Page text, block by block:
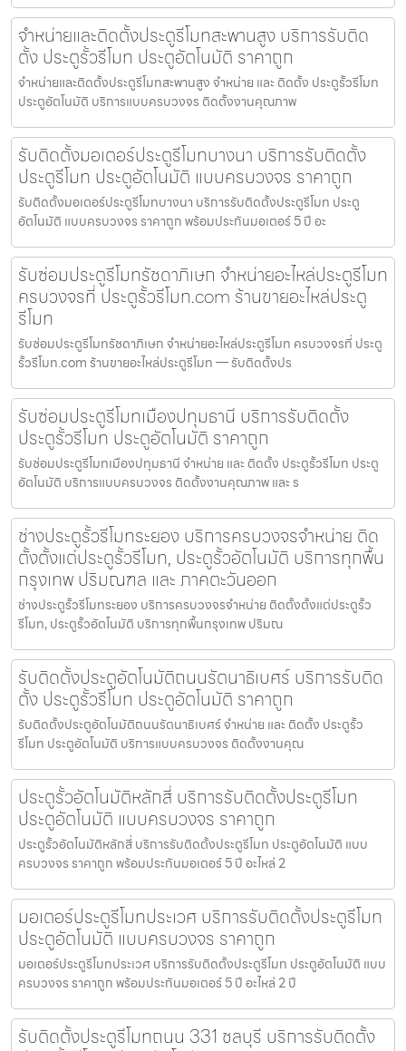
จำหน่ายและติดตั้งประตูรีโมทสะพานสูง บริการรับติด
ตั้ง ประตูรั้วรีโมท ประตูอัตโนมัติ ราคาถูก
จำหน่ายและติดตั้งประตูรีโมทสะพานสูง จำหน่าย และ ติดตั้ง ประตูรั้วรีโมท
ประตูอัตโนมัติ บริการแบบครบวงจร ติดตั้งงานคุณภาพ
รับติดตั้งมอเตอร์ประตูรีโมทบางนา บริการรับติดตั้ง
ประตูรีโมท ประตูอัตโนมัติ แบบครบวงจร ราคาถูก
รับติดตั้งมอเตอร์ประตูรีโมทบางนา บริการรับติดตั้งประตูรีโมท ประตู
อัตโนมัติ แบบครบวงจร ราคาถูก พร้อมประกันมอเตอร์ 5 ปี อะ
รับซ่อมประตูรีโมทรัชดาภิเษก จำหน่ายอะไหล่ประตูรีโมท
ครบวงจรที่ ประตูรั้วรีโมท.com ร้านขายอะไหล่ประตู
รีโมท
รับซ่อมประตูรีโมทรัชดาภิเษก จำหน่ายอะไหล่ประตูรีโมท ครบวงจรที่ ประตู
รั้วรีโมท.com ร้านขายอะไหล่ประตูรีโมท — รับติดตั้งปร
รับซ่อมประตูรีโมทเมืองปทุมธานี บริการรับติดตั้ง
ประตูรั้วรีโมท ประตูอัตโนมัติ ราคาถูก
รับซ่อมประตูรีโมทเมืองปทุมธานี จำหน่าย และ ติดตั้ง ประตูรั้วรีโมท ประตู
อัตโนมัติ บริการแบบครบวงจร ติดตั้งงานคุณภาพ และ ร
ช่างประตูรั้วรีโมทระยอง บริการครบวงจรจำหน่าย ติด
ตั้งตั้งแต่ประตูรั้วรีโมท, ประตูรั้วอัตโนมัติ บริการทุกพื้น
กรุงเทพ ปริมณฑล และ ภาคตะวันออก
ช่างประตูรั้วรีโมทระยอง บริการครบวงจรจำหน่าย ติดตั้งตั้งแต่ประตูรั้ว
รีโมท, ประตูรั้วอัตโนมัติ บริการทุกพื้นกรุงเทพ ปริมณ
รับติดตั้งประตูอัตโนมัติถนนรัตนาธิเบศร์ บริการรับติด
ตั้ง ประตูรั้วรีโมท ประตูอัตโนมัติ ราคาถูก
รับติดตั้งประตูอัตโนมัติถนนรัตนาธิเบศร์ จำหน่าย และ ติดตั้ง ประตูรั้ว
รีโมท ประตูอัตโนมัติ บริการแบบครบวงจร ติดตั้งงานคุณ
ประตูรั้วอัตโนมัติหลักสี่ บริการรับติดตั้งประตูรีโมท
ประตูอัตโนมัติ แบบครบวงจร ราคาถูก
ประตูรั้วอัตโนมัติหลักสี่ บริการรับติดตั้งประตูรีโมท ประตูอัตโนมัติ แบบ
ครบวงจร ราคาถูก พร้อมประกันมอเตอร์ 5 ปี อะไหล่ 2
มอเตอร์ประตูรีโมทประเวศ บริการรับติดตั้งประตูรีโมท
ประตูอัตโนมัติ แบบครบวงจร ราคาถูก
มอเตอร์ประตูรีโมทประเวศ บริการรับติดตั้งประตูรีโมท ประตูอัตโนมัติ แบบ
ครบวงจร ราคาถูก พร้อมประกันมอเตอร์ 5 ปี อะไหล่ 2 ปี
รับติดตั้งประตูรีโมทถนน 331 ชลบุรี บริการรับติดตั้ง